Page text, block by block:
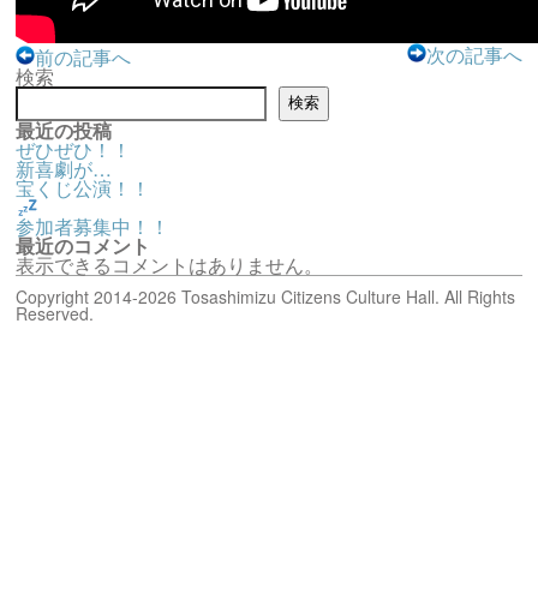
前の記事へ 次の記事へ
検索
検索
最近の投稿
ぜひぜひ！！
新喜劇が…
宝くじ公演！！
参加者募集中！！
最近のコメント
表示できるコメントはありません。
Copyright 2014-2026 Tosashimizu Citizens Culture Hall. All Rights
Reserved.